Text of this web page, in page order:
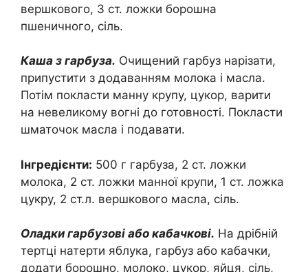
вершкового, 3 ст. ложки борошна
пшеничного, сіль.
Каша з гарбуза. Очищений гарбуз нарізати,
припустити з додаванням молока і масла.
Потім покласти манну крупу, цукор, варити
на невеликому вогні до готовності. Покласти
шматочок масла і подавати.
Інгредієнти: 500 г гарбуза, 2 ст. ложки
молока, 2 ст. ложки манної крупи, 1 ст. ложка
цукру, 2 ст.л. вершкового масла, сіль.
Оладки гарбузові або кабачкові. На дрібній
тертці натерти яблука, гарбуз або кабачки,
додати борошно, молоко, цукор, яйця, сіль,